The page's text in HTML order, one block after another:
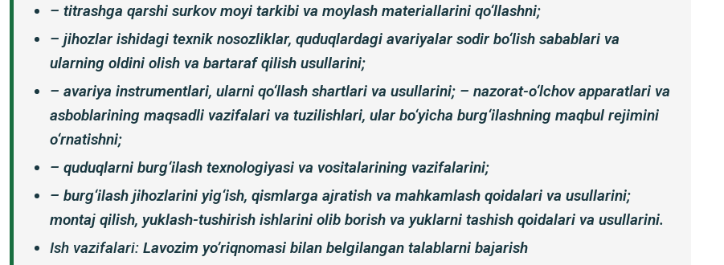
– titrashga qarshi surkov moyi tarkibi va moylash materiallarini qo‘llashni;
– jihozlar ishidagi texnik nosozliklar, quduqlardagi avariyalar sodir bo‘lish sabablari va
ularning oldini olish va bartaraf qilish usullarini;
– avariya instrumentlari, ularni qo‘llash shartlari va usullarini; – nazorat-o‘lchov apparatlari va
asboblarining maqsadli vazifalari va tuzilishlari, ular bo‘yicha burg‘ilashning maqbul rejimini
o‘rnatishni;
– quduqlarni burg‘ilash texnologiyasi va vositalarining vazifalarini;
– burg‘ilash jihozlarini yig‘ish, qismlarga ajratish va mahkamlash qoidalari va usullarini;
montaj qilish, yuklash-tushirish ishlarini olib borish va yuklarni tashish qoidalari va usullarini.
Ish vazifalari: Lavozim yoʼriqnomasi bilan belgilangan talablarni bajarish